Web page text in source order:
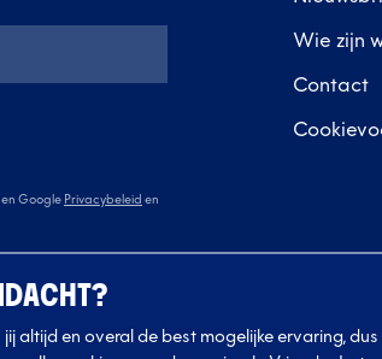
Google Privacybeleid en
Wie zijn
Contact
altijd en overal de best mogelijke ervaring,